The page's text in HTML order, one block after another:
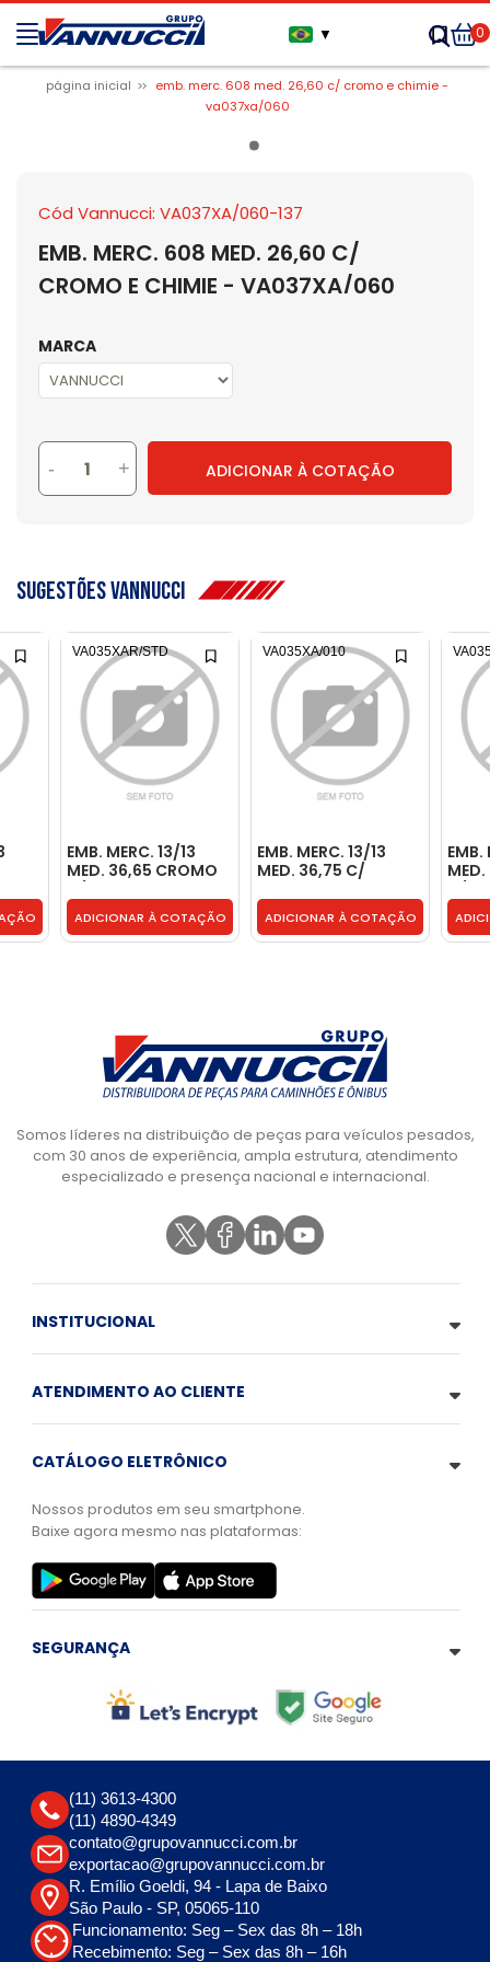
▼ 0
página inicial
emb. merc. 608 med. 26,60 c/ cromo e chimie -
va037xa/060
Cód Vannucci: VA037XA/060-137
EMB. MERC. 608 MED. 26,60 C/
CROMO E CHIMIE - VA037XA/060
MARCA
- + ADICIONAR À COTAÇÃO
sugestões vannucci
EMB. MERC. 13/13
MED. 36,65 CROMO
VA035XAR/STD
ADICIONAR À COTAÇÃO
VA035XAR/STD
EMB. MERC. 13/13
MED. 36,75 C/
3763300019/010
ADICIONAR À COTAÇÃO
VA035XA/010
EMB.
Somos líderes na distribuição de peças para veículos pesados,
com 30 anos de experiência, ampla estrutura, atendimento
especializado e presença nacional e internacional.
INSTITUCIONAL
ATENDIMENTO AO CLIENTE
CATÁLOGO ELETRÔNICO
Nossos produtos em seu smartphone.
Baixe agora mesmo nas plataformas:
SEGURANÇA
(11) 3613-4300
(11) 4890-4349
contato@grupovannucci.com.br
exportacao@grupovannucci.com.br
R. Emílio Goeldi, 94 - Lapa de Baixo
São Paulo - SP, 05065-110
Funcionamento: Seg – Sex das 8h – 18h
Recebimento: Seg – Sex das 8h – 16h